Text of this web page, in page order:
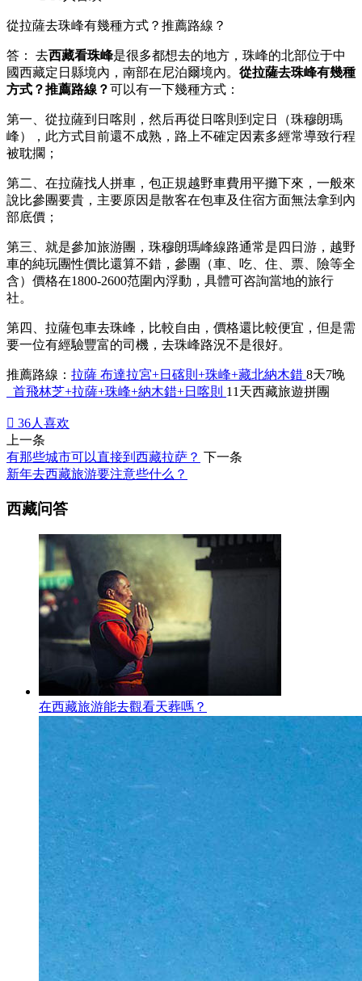
從拉薩去珠峰有幾種方式？推薦路線？
答： 去西藏看珠峰是很多都想去的地方，珠峰的北部位于中
國西藏定日縣境內，南部在尼泊爾境內。 從拉薩去珠峰有幾種
方式？推薦路線？可以有一下幾種方式：
第一、從拉薩到日喀則，然后再從日喀則到定日（珠穆朗瑪
峰），此方式目前還不成熟，路上不確定因素多經常導致行程
被耽擱；
第二、在拉薩找人拼車，包正規越野車費用平攤下來，一般來
說比參團要貴，主要原因是散客在包車及住宿方面無法拿到內
部底價；
第三、就是參加旅游團，珠穆朗瑪峰線路通常是四日游，越野
車的純玩團性價比還算不錯，參團（車、吃、住、票、險等全
含）價格在1800-2600范圍內浮動，具體可咨詢當地的旅行
社。
第四、拉薩包車去珠峰，比較自由，價格還比較便宜，但是需
要一位有經驗豐富的司機，去珠峰路況不是很好。
推薦路線： 拉薩 布達拉宮+日碦則+珠峰+藏北納木錯 8天7晚
首飛林芝+拉薩+珠峰+納木錯+日喀則 11天西藏旅遊拼團
 36人喜欢
上一条
有那些城市可以直接到西藏拉萨？ 下一条
新年去西藏旅游要注意些什么？
西藏问答
在西藏旅游能去觀看天葬嗎？